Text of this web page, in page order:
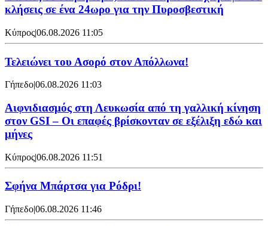
κλήσεις σε ένα 24ωρο για την Πυροσβεστική
Κύπρος|06.08.2026 11:05
Τελειώνει του Ασορό στον Απόλλωνα!
Γήπεδο|06.08.2026 11:03
Αιφνιδιασμός στη Λευκωσία από τη γαλλική κίνηση
στον GSI – Οι επαφές βρίσκονταν σε εξέλιξη εδώ και
μήνες
Κύπρος|06.08.2026 11:51
Σφήνα Μπάρτσα για Ρόδρι!
Γήπεδο|06.08.2026 11:46